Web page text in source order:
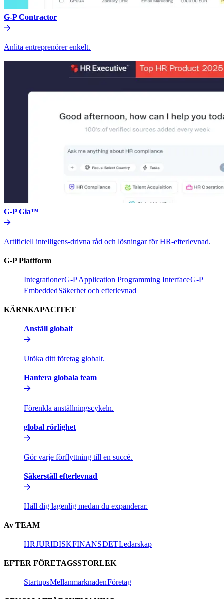
G-P Contractor​​
Anlita entreprenörer enkelt.​​
G-P Gia™​​
Artificiell intelligens-drivna råd och lösningar för HR-efterlevnad.​​
G-P Plattform​​
Integrationer​​G-P Application Programming Interface​​G-P
Embedded​​Säkerhet och efterlevnad​​
KÄRNKAPACITET​​
Anställ globalt​​
Utöka ditt företag globalt.​​
Hantera globala team​​
Förenkla anställningscykeln.​​
global rörlighet​​
Gör varje förflyttning till en succé.​​
Säkerställ efterlevnad​​
Håll dig lagenlig medan du expanderar.​​
Av TEAM​​
HR​​JURIDISK​​FINANS​​DET​​Ledarskap​​
EFTER FÖRETAGSSTORLEK​​
Startups​​Mellanmarknaden​​Företag​​